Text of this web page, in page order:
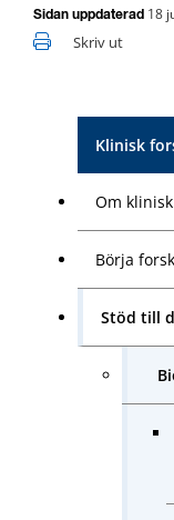
Klinisk
Om
Börja
Stöd till
Sidan uppdaterad 18
Skriv ut